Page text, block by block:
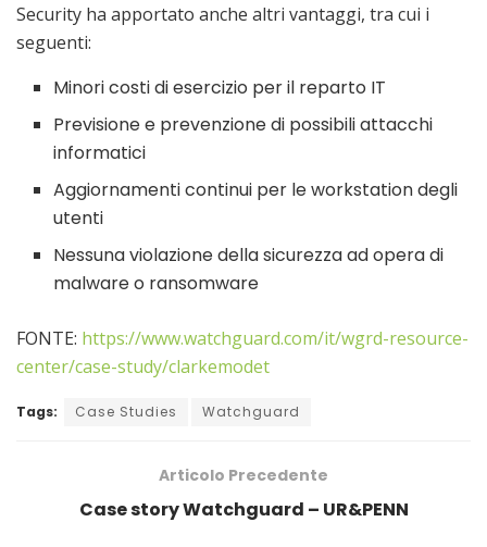
Security ha apportato anche altri vantaggi, tra cui i
seguenti:
Minori costi di esercizio per il reparto IT
Previsione e prevenzione di possibili attacchi
informatici
Aggiornamenti continui per le workstation degli
utenti
Nessuna violazione della sicurezza ad opera di
malware o ransomware
FONTE: https://www.watchguard.com/it/wgrd-resource-
center/case-study/clarkemodet
Tags: Case Studies Watchguard
Articolo Precedente
Case story Watchguard – UR&PENN